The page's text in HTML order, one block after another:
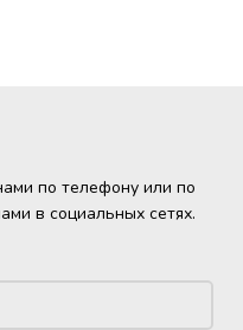
по телефону или по
в социальных сетях.